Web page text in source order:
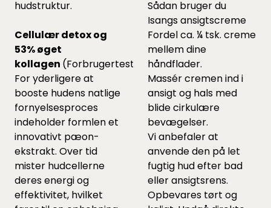
hudstruktur.
Cellulær detox og
53% øget
kollagen (Forbrugertestet)
For yderligere at
booste hudens natlige
fornyelsesproces
indeholder formlen et
innovativt pæon-
ekstrakt. Over tid
mister hudcellerne
deres energi og
effektivitet, hvilket
Sådan bruger du
Isangs ansigtscreme
Fordel ca. ¼ tsk. creme
mellem dine
håndflader.
Massér cremen ind i
ansigt og hals med
blide cirkulære
bevægelser.
Vi anbefaler at
anvende den på let
fugtig hud efter bad
eller ansigtsrens.
Opbevares tørt og